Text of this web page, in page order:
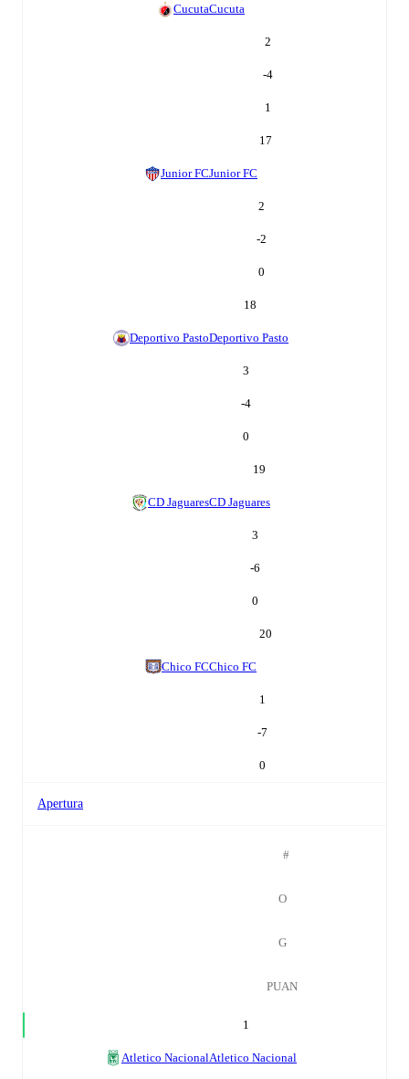
CucutaCucuta
2
-4
1
17
Junior FCJunior FC
2
-2
0
18
Deportivo PastoDeportivo Pasto
3
-4
0
19
CD JaguaresCD Jaguares
3
-6
0
20
Chico FCChico FC
1
-7
0
Apertura
#
O
G
PUAN
1
Atletico NacionalAtletico Nacional